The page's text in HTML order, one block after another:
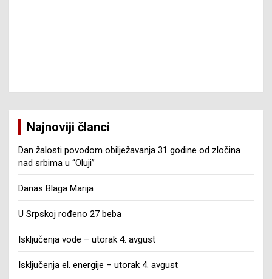
Najnoviji članci
Dan žalosti povodom obilježavanja 31 godine od zločina
nad srbima u “Oluji”
Danas Blaga Marija
U Srpskoj rođeno 27 beba
Isključenja vode – utorak 4. avgust
Isključenja el. energije – utorak 4. avgust